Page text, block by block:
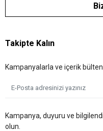
Takipte Kalın
Kampanyalarla ve içerik
Kampanya, duyuru ve
olun.